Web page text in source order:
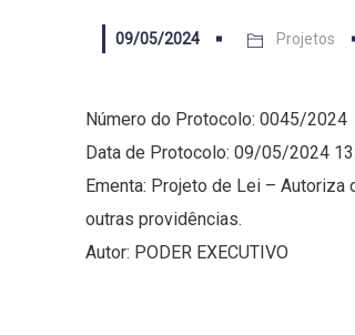
09/05/2024 Projetos
Número do Protocolo: 0045/2024
Data de Protocolo: 09/05/2024
Ementa: Projeto de Lei – Autoriza
outras providências.
Autor: PODER EXECUTIVO